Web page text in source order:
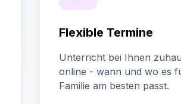
Flexible Termine
Unterricht bei Ihnen
online - wann und wo es
Familie am besten passt.